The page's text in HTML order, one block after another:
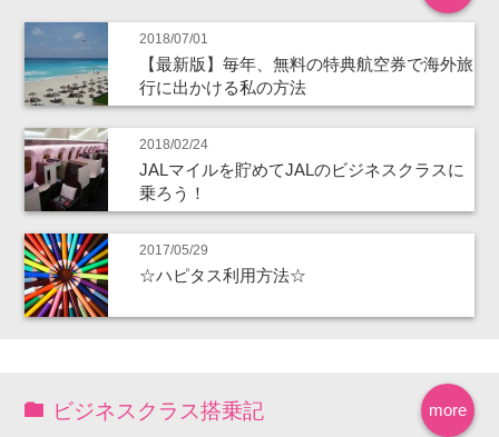
2018/07/01
【最新版】毎年、無料の特典航空券で海外旅
行に出かける私の方法
2018/02/24
JALマイルを貯めてJALのビジネスクラスに
乗ろう！
2017/05/29
☆ハピタス利用方法☆
more
ビジネスクラス搭乗記